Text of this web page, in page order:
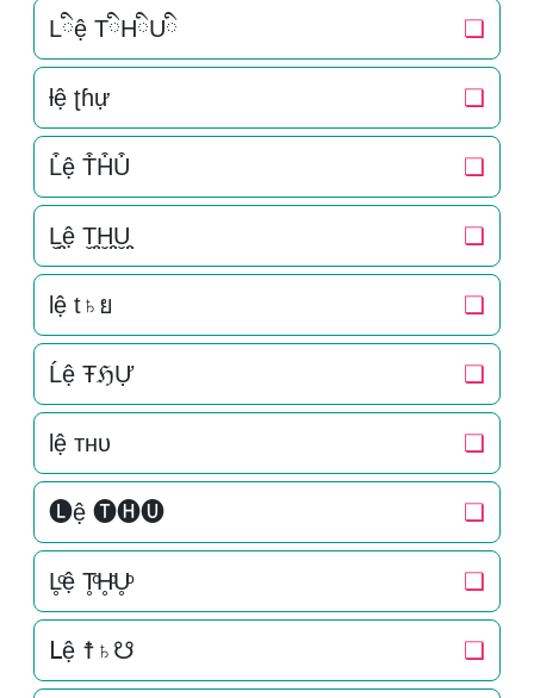
Lིệ TིHིUི ❏
ƚệ ʈɦự ❏
L͒ệ T͒H͒U͒ ❏
L̬̤̯ệ T̬̤̯H̬̤̯U̬̤̯ ❏
lệ t♄ย ❏
Ĺệ ŦℌỰ ❏
lệ тнυ ❏
🅛ệ 🅣🅗🅤 ❏
L̥ͦệ T̥ͦH̥ͦU̥ͦ ❏
ᒪệ ☨♄☋ ❏